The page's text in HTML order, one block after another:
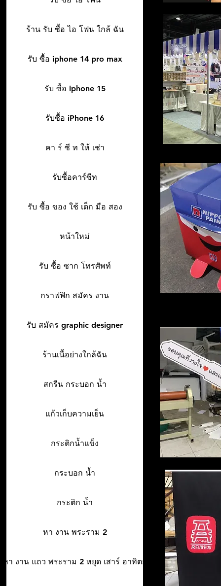
ร้าน รับ ซื้อ ไอ โฟน ใกล้ ฉัน
รับ ซื้อ iphone 14 pro max
รับ ซื้อ iphone 15
รับซื้อ iPhone 16
คา ร์ ซี ท ให้ เช่า
รับซื้อคาร์ซีท
รับ ซื้อ ของ ใช้ เด็ก มือ สอง
หน้าใหม่
รับ ซื้อ ซาก โทรศัพท์
กราฟฟิก สมัคร งาน
รับ สมัคร graphic designer
ร้านเนื้อย่างใกล้ฉัน
สกรีน กระบอก น้ำ
แก้วเก็บความเย็น
กระติกน้ำแข็ง
กระบอก น้ำ
กระติก น้ำ
หา งาน พระราม 2
หา งาน แถว พระราม 2 หยุด เสาร์ อาทิตย์